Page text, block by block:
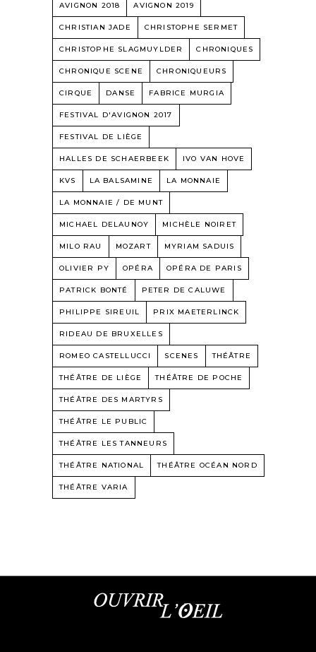
AVIGNON 2018 AVIGNON 2019
CHRISTIAN JADE CHRISTOPHE SERMET
CHRISTOPHE SLAGMUYLDER CHRONIQUES
CHRONIQUE SCENE CHRONIQUEURS
CIRQUE DANSE FABRICE MURGIA
FESTIVAL D'AVIGNON 2017
FESTIVAL DE LIÈGE
HALLES DE SCHAERBEEK IVO VAN HOVE
KVS LA BALSAMINE LA MONNAIE
LA MONNAIE / DE MUNT
MICHAEL DELAUNOY MICHÈLE NOIRET
MILO RAU MOZART MYRIAM SADUIS
OLIVIER PY OPÉRA OPÉRA DE PARIS
PATRICK BONTÉ PETER DE CALUWE
PHILIPPE SIREUIL PRIX MAETERLINCK
RIDEAU DE BRUXELLES
ROMEO CASTELLUCCI SCENES THÉÂTRE
THÉÂTRE DE LIÈGE THÉÂTRE DE POCHE
THÉÂTRE DES MARTYRS
THÉÂTRE LE PUBLIC
THÉÂTRE LES TANNEURS
THÉÂTRE NATIONAL THÉÂTRE OCÉAN NORD
THÉÂTRE VARIA